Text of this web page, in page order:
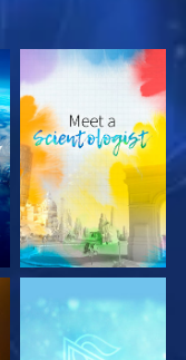
VERKEN DE SERIE